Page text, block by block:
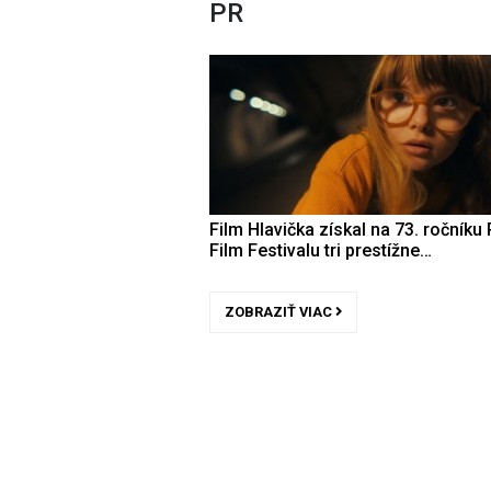
PR
Film Hlavička získal na 73. ročníku
Film Festivalu tri prestížne…
ZOBRAZIŤ VIAC